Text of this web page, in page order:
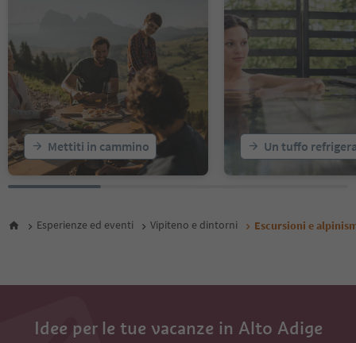
Mettiti in cammino Un tuffo
Esperienze ed eventi Vipiteno e dintorni Escursioni e
Idee per le tue vacanze in Alto Adige